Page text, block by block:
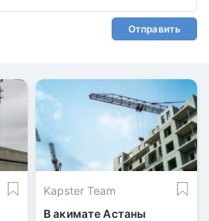
Отправить
Kapster Team
В акимате Астаны